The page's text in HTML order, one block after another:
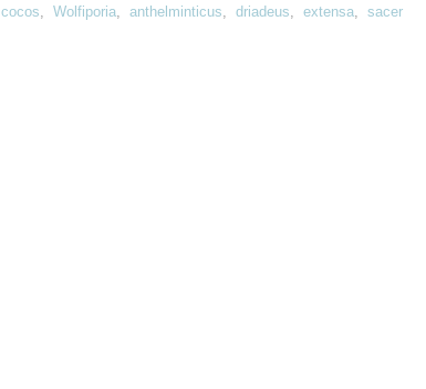
cocos, Wolfiporia, anthelminticus, driadeus, extensa, sacer